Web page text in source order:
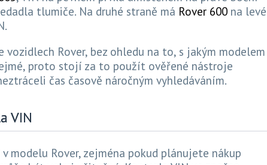
tlumiče. Na druhé straně má Rover 600 na levé
vozidlech Rover, bez ohledu na to, s jakým modelem
proto stojí za to použít ověřené nástroje
čas časově náročným vyhledáváním.
VIN
modelu Rover, zejména pokud plánujete nákup